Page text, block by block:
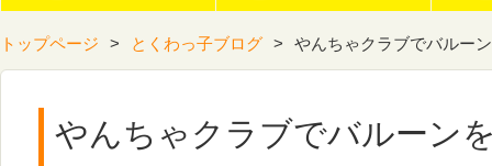
トップページ とくわっ子ブログ やんちゃクラブでバルー
やんちゃクラブでバルーン